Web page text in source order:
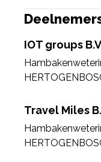
IOT groups
Travel Miles